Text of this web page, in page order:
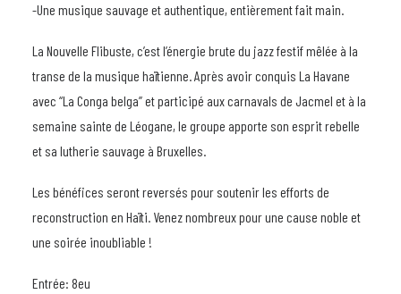
-Une musique sauvage et authentique, entièrement fait main.
La Nouvelle Flibuste, c’est l’énergie brute du jazz festif mêlée à la
transe de la musique haïtienne. Après avoir conquis La Havane
avec “La Conga belga” et participé aux carnavals de Jacmel et à la
semaine sainte de Léogane, le groupe apporte son esprit rebelle
et sa lutherie sauvage à Bruxelles.
Les bénéfices seront reversés pour soutenir les efforts de
reconstruction en Haïti. Venez nombreux pour une cause noble et
une soirée inoubliable !
Entrée: 8eu